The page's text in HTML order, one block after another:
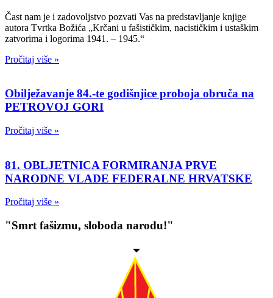
Čast nam je i zadovoljstvo pozvati Vas na predstavljanje knjige
autora Tvrtka Božića „Krčani u fašističkim, nacističkim i ustaškim
zatvorima i logorima 1941. – 1945.“
Pročitaj više »
Obilježavanje 84.-te godišnjice proboja obruča na
PETROVOJ GORI
Pročitaj više »
81. OBLJETNICA FORMIRANJA PRVE
NARODNE VLADE FEDERALNE HRVATSKE
Pročitaj više »
"Smrt fašizmu, sloboda narodu!"